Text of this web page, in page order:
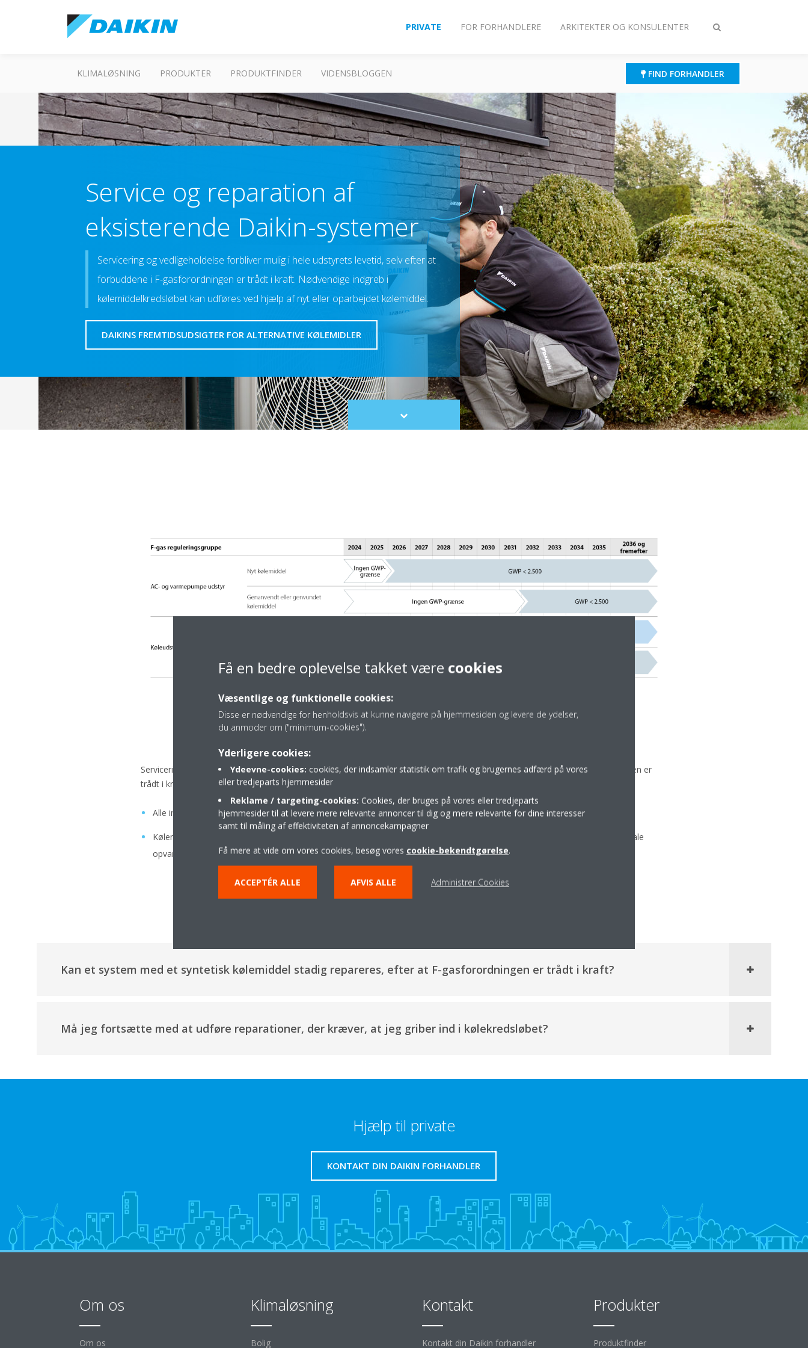
Slå
PRIVATE FOR FORHANDLERE ARKITEKTER OG KONSULENTER
KLIMALØSNING PRODUKTER PRODUKTFINDER VIDENSBLOGGEN FIND FORHANDLER
Service og reparation af
eksisterende Daikin-systemer
Servicering og vedligeholdelse forbliver mulig i hele udstyrets levetid, selv efter at
forbuddene i F-gasforordningen er trådt i kraft. Nødvendige indgreb i
kølemiddelkredsløbet kan udføres ved hjælp af nyt eller oparbejdet kølemiddel.
DAIKINS FREMTIDSUDSIGTER FOR ALTERNATIVE KØLEMIDLER
Scroll
to
Servicering og vedligeholdelse forbliver mulig i hele udstyrets levetid, selv efter at forbuddene i den reviderede F-gasforordningen er
trådt i kraft. Nødvendige indgreb i kølemiddelkredsløbet kan udføres ved hjælp af nyt eller oparbejdet kølemiddel.
Alle installerede enheder får løbende levering af reservedele og salgssupport
Kølemiddel forbliver tilgængeligt til reparation og genopfyldning, idet der tages hensyn til ovenstående grænser for det globale
opvarmningspotentiale (GWP)
Kan et system med et syntetisk kølemiddel stadig repareres, efter at F-gasforordningen er trådt i kraft?
Må jeg fortsætte med at udføre reparationer, der kræver, at jeg griber ind i kølekredsløbet?
Hjælp til private
KONTAKT DIN DAIKIN FORHANDLER
Om os
Om os
Klimaløsning
Bolig
Kontakt
Kontakt din Daikin forhandler
Produkter
Produktfinder
Få en bedre oplevelse takket være cookies
Væsentlige og funktionelle cookies:
Disse er nødvendige for henholdsvis at kunne navigere på hjemmesiden og levere de ydelser,
du anmoder om ("minimum-cookies").
Yderligere cookies:
Ydeevne-cookies: cookies, der indsamler statistik om trafik og brugernes adfærd på vores
eller tredjeparts hjemmesider
Reklame / targeting-cookies: Cookies, der bruges på vores eller tredjeparts
hjemmesider til at levere mere relevante annoncer til dig og mere relevante for dine interesser
samt til måling af effektiviteten af annoncekampagner
Få mere at vide om vores cookies, besøg vores cookie-bekendtgørelse.
ACCEPTÉR ALLE AFVIS ALLE Administrer Cookies